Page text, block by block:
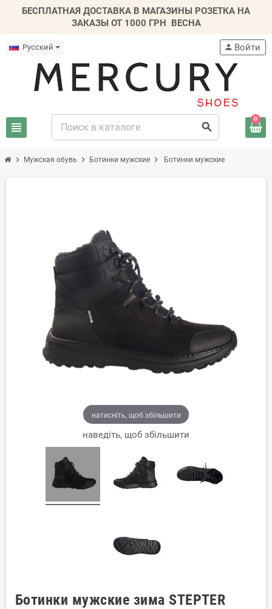
БЕСПЛАТНАЯ ДОСТАВКА В МАГАЗИНЫ РОЗЕТКА НА
ЗАКАЗЫ ОТ 1000 ГРН ВЕСНА
Русский
view_headline search
person Войти
0
chevron_right Мужская обувь chevron_right Ботинки мужские chevron_right Ботинки мужские
натисніть, щоб збільшити
наведіть, щоб збільшити
Ботинки мужские зима STEPTER